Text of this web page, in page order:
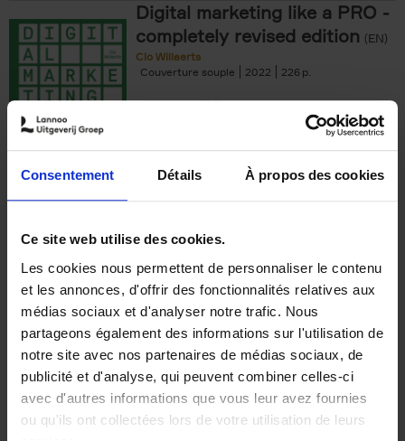
Consentement Détails À propos des cookies
Ce site web utilise des cookies.
Les cookies nous permettent de personnaliser le contenu
et les annonces, d'offrir des fonctionnalités relatives aux
médias sociaux et d'analyser notre trafic. Nous
partageons également des informations sur l'utilisation de
notre site avec nos partenaires de médias sociaux, de
publicité et d'analyse, qui peuvent combiner celles-ci
avec d'autres informations que vous leur avez fournies
ou qu'ils ont collectées lors de votre utilisation de leurs
Digital marketing like a PRO -
completely revised edition (EN)
Clo Willaerts
Couverture souple
2022 226
€35,50
The Offer You Can't
Refuse
Steven Van Belleghem
Couverture souple
2020 256
€37,50